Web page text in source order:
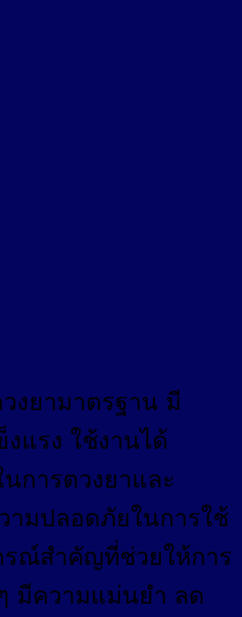
งยามาตรฐาน มี
แรง ใช้งานได้
การตวงยาและ
ามปลอดภัยในการใช้
รณ์สำคัญที่ช่วยให้การ
มีความแม่นยำ ลด